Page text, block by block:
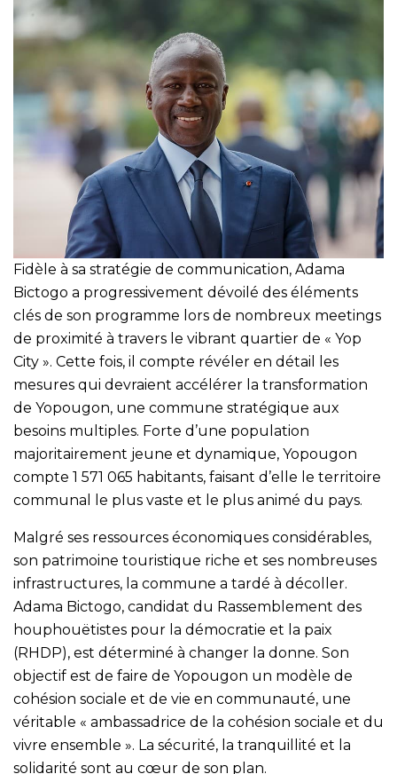
Fidèle à sa stratégie de communication, Adama
Bictogo a progressivement dévoilé des éléments
clés de son programme lors de nombreux meetings
de proximité à travers le vibrant quartier de « Yop
City ». Cette fois, il compte révéler en détail les
mesures qui devraient accélérer la transformation
de Yopougon, une commune stratégique aux
besoins multiples. Forte d’une population
majoritairement jeune et dynamique, Yopougon
compte 1 571 065 habitants, faisant d’elle le territoire
communal le plus vaste et le plus animé du pays.
Malgré ses ressources économiques considérables,
son patrimoine touristique riche et ses nombreuses
infrastructures, la commune a tardé à décoller.
Adama Bictogo, candidat du Rassemblement des
houphouëtistes pour la démocratie et la paix
(RHDP), est déterminé à changer la donne. Son
objectif est de faire de Yopougon un modèle de
cohésion sociale et de vie en communauté, une
véritable « ambassadrice de la cohésion sociale et du
vivre ensemble ». La sécurité, la tranquillité et la
solidarité sont au cœur de son plan.